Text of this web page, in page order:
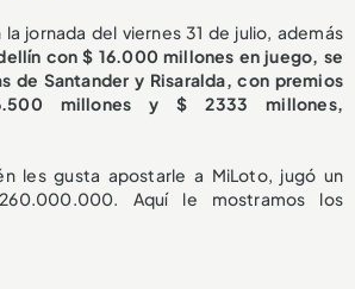
jornada del viernes 31 de julio, además
con $ 16.000 millones en juego, se
de Santander y Risaralda, con premios
millones y $ 2333 millones,
les gusta apostarle a MiLoto, jugó un
Aquí le mostramos los